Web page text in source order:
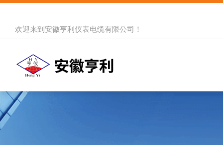
欢迎来到 安徽亨利仪表电缆有限公司 ！